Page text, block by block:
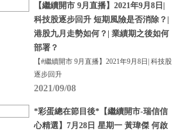
【繼續開市 9月直播】2021年9月8日|
科技股逐步回升 短期風險是否消除？|
港股九月走勢如何？| 業績期之後如何
部署？
【#繼續開市 9月直播】2021年9月8日| 科技股
逐步回升
2021/09/08
*彩蛋總在節目後*【繼續開市-瑞信信
心精選】7月28日 星期一 黃瑋傑 何啟